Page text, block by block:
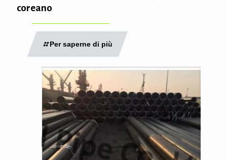
coreano
Per saperne di più